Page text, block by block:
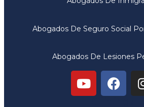
Abogados De Seguro Social
Abogados De Lesiones